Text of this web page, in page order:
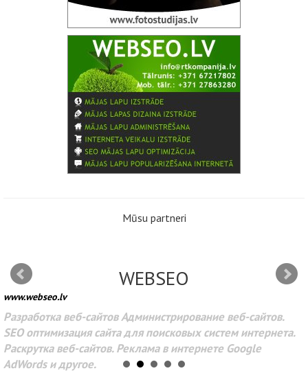
Mūsu partneri
WEBSEO
www.webseo.lv
Разработка веб-сайтов Администрирование веб-сайтов.
SEO оптимизация сайта для поисковых систем интернета.
Раскрутка веб-сайтов. Реклама в интернете Google
AdWords и другое.